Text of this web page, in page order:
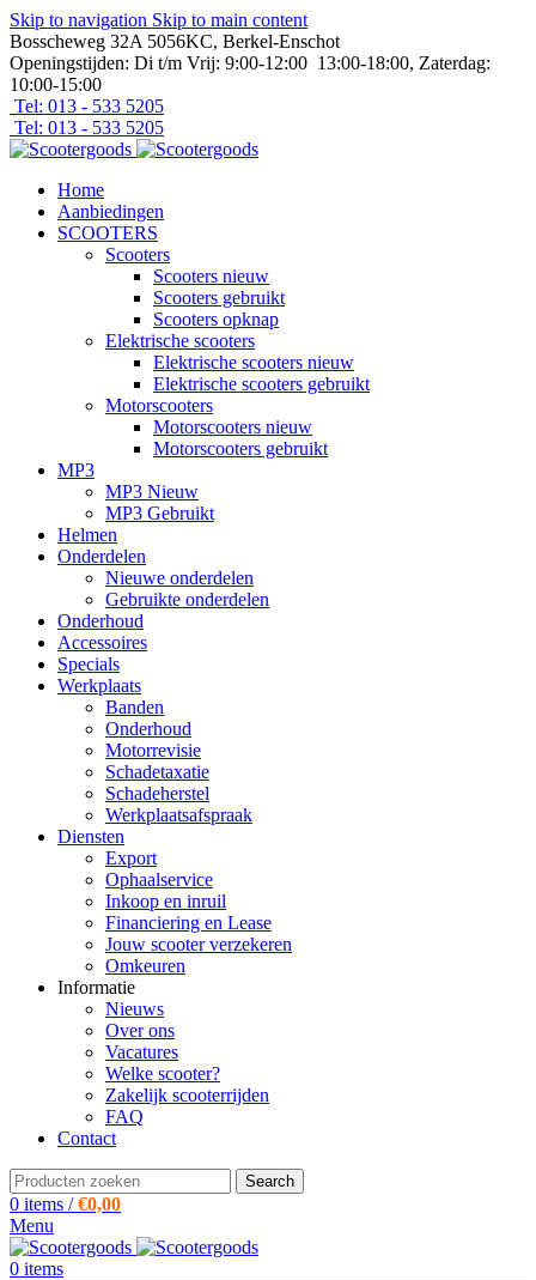
Skip to navigation Skip to main content
Bosscheweg 32A 5056KC, Berkel-Enschot
Openingstijden: Di t/m Vrij: 9:00-12:00 13:00-18:00, Zaterdag:
10:00-15:00
Tel: 013 - 533 5205
Tel: 013 - 533 5205
Home
Aanbiedingen
SCOOTERS
Scooters
Scooters nieuw
Scooters gebruikt
Scooters opknap
Elektrische scooters
Elektrische scooters nieuw
Elektrische scooters gebruikt
Motorscooters
Motorscooters nieuw
Motorscooters gebruikt
MP3
MP3 Nieuw
MP3 Gebruikt
Helmen
Onderdelen
Nieuwe onderdelen
Gebruikte onderdelen
Onderhoud
Accessoires
Specials
Werkplaats
Banden
Onderhoud
Motorrevisie
Schadetaxatie
Schadeherstel
Werkplaatsafspraak
Diensten
Export
Ophaalservice
Inkoop en inruil
Financiering en Lease
Jouw scooter verzekeren
Omkeuren
Informatie
Nieuws
Over ons
Vacatures
Welke scooter?
Zakelijk scooterrijden
FAQ
Contact
Search
0 items / €0,00
Menu
0 items